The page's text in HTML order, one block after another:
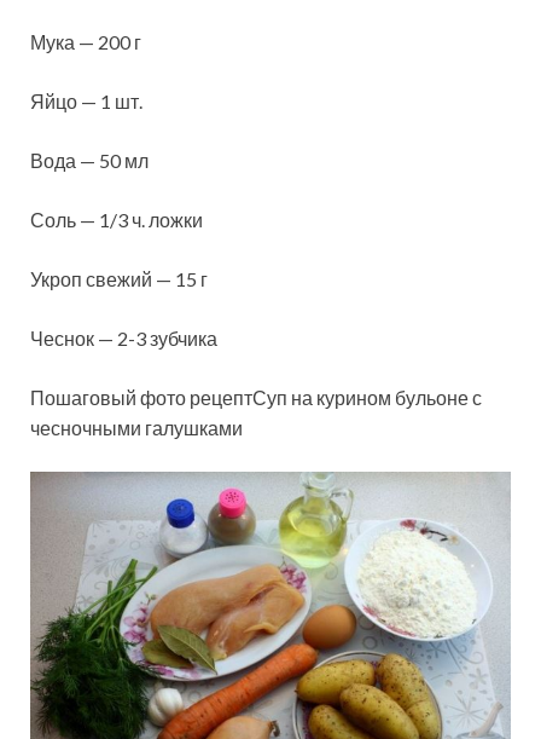
Мука — 200 г
Яйцо — 1 шт.
Вода — 50 мл
Соль — 1/3 ч. ложки
Укроп свежий — 15 г
Чеснок — 2-3 зубчика
Пошаговый фото рецептСуп на курином бульоне с
чесночными галушками